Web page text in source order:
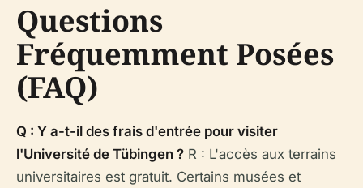
Questions
Fréquemment Posées
(FAQ)
Q : Y a-t-il des frais d'entrée pour visiter
l'Université de Tübingen ? R : L'accès aux terrains
universitaires est gratuit. Certains musées et